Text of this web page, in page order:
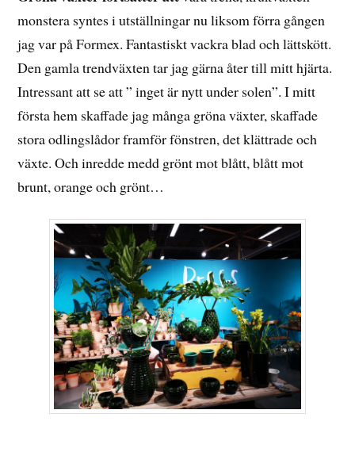
monstera syntes i utställningar nu liksom förra gången
jag var på Formex. Fantastiskt vackra blad och lättskött.
Den gamla trendväxten tar jag gärna åter till mitt hjärta.
Intressant att se att ” inget är nytt under solen”. I mitt
första hem skaffade jag många gröna växter, skaffade
stora odlingslådor framför fönstren, det klättrade och
växte. Och inredde medd grönt mot blått, blått mot
brunt, orange och grönt…